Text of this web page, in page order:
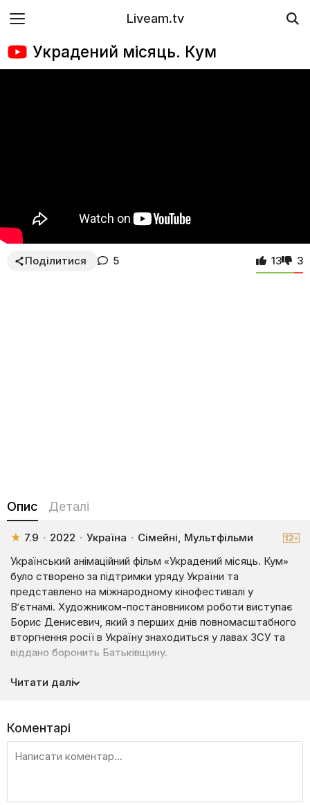
Liveam.tv
Украдений місяць. Кум
Поділитися 5 13 3
Опис Деталі
★ 7.9 · 2022 · Україна · Сімейні, Мультфільми
Український анімаційний фільм «Украдений місяць. Кум»
було створено за підтримки уряду України та
представлено на міжнародному кінофестивалі у
В’єтнамі. Художником-постановником роботи виступає
Борис Денисевич, який з перших днів повномасштабного
вторгнення росії в Україну знаходиться у лавах ЗСУ та
віддано боронить Батьківщину.
українському селі. Щоденно воно проживає тихе і
наповнюючись музикою, колядою та святковим духом.
Осторонь від громади проживає самотній козак
на ймення Кум. Доросле населення села боїться
кремезного чоловіка, однак діти сприймають героя
Читати далі
Коментарі